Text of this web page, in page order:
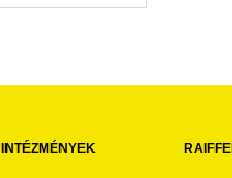
INTÉZMÉNYEK